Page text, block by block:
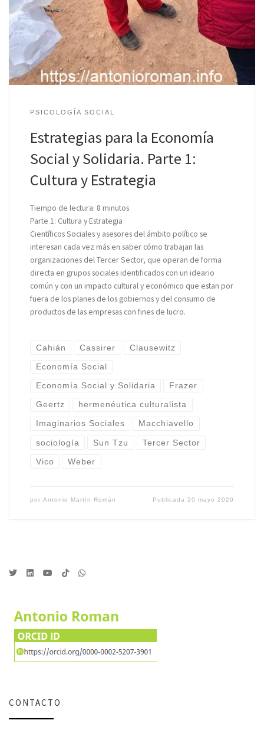
PSICOLOGÍA SOCIAL
Estrategias para la Economía
Social y Solidaria. Parte 1:
Cultura y Estrategia
Tiempo de lectura: 8 minutos
Parte 1: Cultura y Estrategia
Científicos Sociales y asesores del ámbito político se
interesan cada vez más en saber cómo trabajan las
organizaciones del Tercer Sector, que operan de forma
directa en grupos sociales identificados con un ideario
común y con un impacto cultural y económico que estan por
fuera de los planes de los gobiernos y del consumo de
productos de las empresas con fines de lucro.
Cahián Cassirer Clausewitz
Economía Social
Economía Social y Solidaria Frazer
Geertz hermenéutica culturalista
Imaginarios Sociales Macchiavello
sociología Sun Tzu Tercer Sector
Vico Weber
por Antonio Martín Román Publicada20 mayo 2020
CONTACTO